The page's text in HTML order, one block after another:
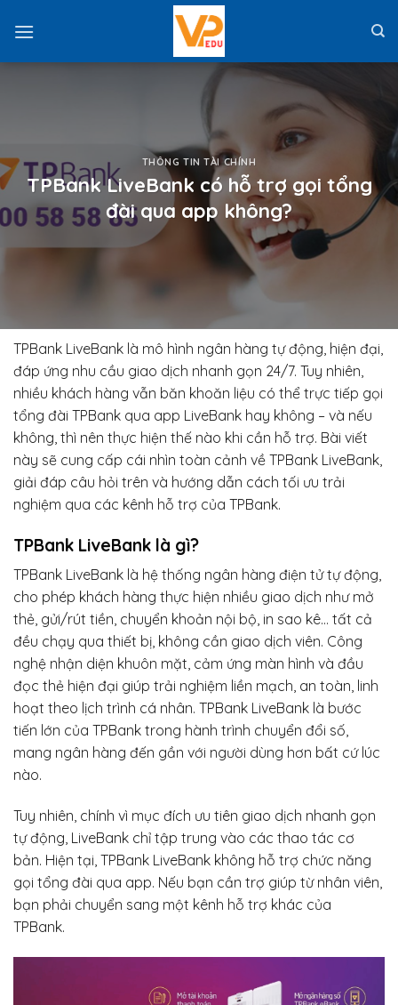
THÔNG TIN TÀI CHÍNH
TPBank LiveBank có hỗ trợ gọi tổng
đài qua app không?
TPBank LiveBank là mô hình ngân hàng tự động, hiện đại,
đáp ứng nhu cầu giao dịch nhanh gọn 24/7. Tuy nhiên,
nhiều khách hàng vẫn băn khoăn liệu có thể trực tiếp gọi
tổng đài TPBank qua app LiveBank hay không – và nếu
không, thì nên thực hiện thế nào khi cần hỗ trợ. Bài viết
này sẽ cung cấp cái nhìn toàn cảnh về TPBank LiveBank,
giải đáp câu hỏi trên và hướng dẫn cách tối ưu trải
nghiệm qua các kênh hỗ trợ của TPBank.
TPBank LiveBank là gì?
TPBank LiveBank là hệ thống ngân hàng điện tử tự động,
cho phép khách hàng thực hiện nhiều giao dịch như mở
thẻ, gửi/rút tiền, chuyển khoản nội bộ, in sao kê… tất cả
đều chạy qua thiết bị, không cần giao dịch viên. Công
nghệ nhận diện khuôn mặt, cảm ứng màn hình và đầu
đọc thẻ hiện đại giúp trải nghiệm liền mạch, an toàn, linh
hoạt theo lịch trình cá nhân. TPBank LiveBank là bước
tiến lớn của TPBank trong hành trình chuyển đổi số,
mang ngân hàng đến gần với người dùng hơn bất cứ lúc
nào.
Tuy nhiên, chính vì mục đích ưu tiên giao dịch nhanh gọn
tự động, LiveBank chỉ tập trung vào các thao tác cơ
bản. Hiện tại, TPBank LiveBank không hỗ trợ chức năng
gọi tổng đài qua app. Nếu bạn cần trợ giúp từ nhân viên,
bạn phải chuyển sang một kênh hỗ trợ khác của
TPBank.